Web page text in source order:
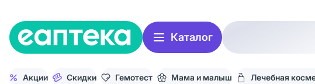
Каталог
Акции Скидки Гемотест Мама и малыш Лечебная